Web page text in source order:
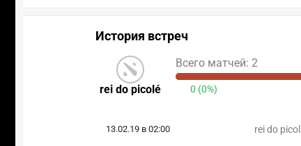
История встреч
rei do picolé
Всего матчей: 2
0 (0%)
13.02.19 в 02:00 rei do picol